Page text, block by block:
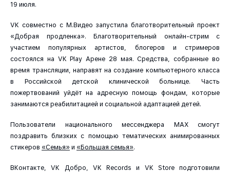
19 июля.
VK совместно с М.Видео запустила благотворительный проект
«Добрая продленка». Благотворительный онлайн-стрим с
участием популярных артистов, блогеров и стримеров
состоялся на VK Play Арене 28 мая. Средства, собранные во
время трансляции, направят на создание компьютерного класса
в Российской детской клинической больнице. Часть
пожертвований уйдёт на адресную помощь фондам, которые
занимаются реабилитацией и социальной адаптацией детей.
Пользователи национального мессенджера MAX смогут
поздравить близких с помощью тематических анимированных
стикеров «Семья» и «Большая семья».
ВКонтакте, VK Добро, VK Records и VK Store подготовили